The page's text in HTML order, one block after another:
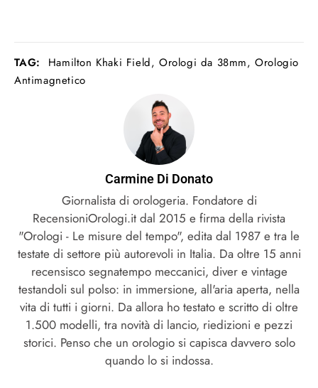
TAG: Hamilton Khaki Field,Orologi da 38mm,Orologio
Antimagnetico
Carmine Di Donato
Giornalista di orologeria. Fondatore di
RecensioniOrologi.it dal 2015 e firma della rivista
"Orologi - Le misure del tempo", edita dal 1987 e tra le
testate di settore più autorevoli in Italia. Da oltre 15 anni
recensisco segnatempo meccanici, diver e vintage
testandoli sul polso: in immersione, all'aria aperta, nella
vita di tutti i giorni. Da allora ho testato e scritto di oltre
1.500 modelli, tra novità di lancio, riedizioni e pezzi
storici. Penso che un orologio si capisca davvero solo
quando lo si indossa.